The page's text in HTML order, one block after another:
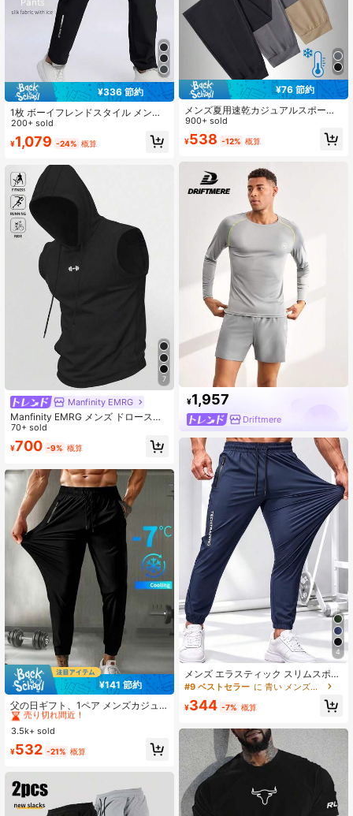
¥336 節約
1枚 ボーイフレンドスタイル メンズ
夏用 アイスシルク 速乾 通気性 4方向
ストレッチ ランニング フィットネス
スポーツ ロングパンツ 父の日ギフト
200+ sold
¥1,079 -24% 概算
7
Manfinity EMRG
Manfinity EMRG メンズ ドロースト
リング フーデッド ブラック スポー
ツタンクトップ 通気性 快適 スリム
フィット ジム カジュアル ノースリ
70+ sold
¥700 -9% 概算
¥141 節約
父の日ギフト、1ペア メンズカジュ
アルスポーツパンツ、アイスシルク
パンツ、メンズスポーツカジュアル
ーツ、ジョギング、エクササイズに
アルスポーツパンツ、アイスシルク
パンツ、メンズスポーツカジュアル
パンツ、日常のフィットネス、スポ
ーツ、ジョギング、エクササイズに
#1 ベストセラー
メンズアクティブボトムス
売り切れ間近！
#1 ベストセラー
売り切れ間近！
#1 ベストセラー
売り切れ間近！
#1 ベストセラー
売り切れ間近！
3.5k+ sold
¥532 -21% 概算
¥76 節約
メンズ夏用速乾カジュアルスポーツ
ロングパンツ、ドローストリングウ
エストデザイン、ダブルジッパーサ
イドポケット、ランニング、ボール
に適しています
900+ sold
¥538 -12% 概算
¥1,957
Driftmere
4
メンズ エラスティック スリムスポー
ツパンツ、ドローストリング裾、ジ
ッパーポケット、ウエストゴム、フ
ァッションプリント、ジム、ランニ
います
#9 ベストセラー に 青い メンズスポーツパンツ
¥344 -7% 概算